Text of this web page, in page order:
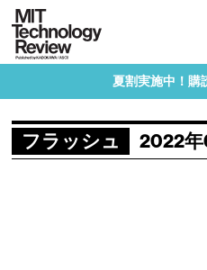
夏割実施中！購
フラッシュ 2022年